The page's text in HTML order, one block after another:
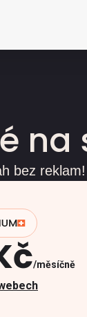
na
bez reklam!
měsíčně